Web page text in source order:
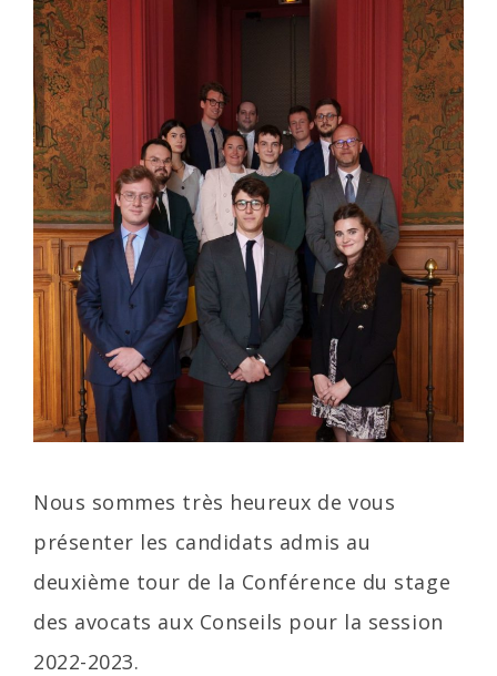
Nous sommes très heureux de vous
présenter les candidats admis au
deuxième tour de la Conférence du stage
des avocats aux Conseils pour la session
2022-2023.